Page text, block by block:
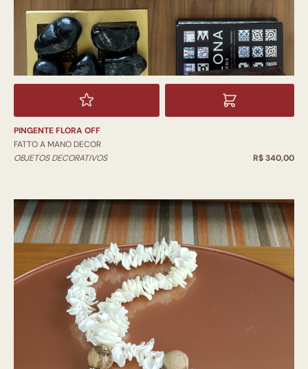
PINGENTE FLORA OFF
FATTO A MANO DECOR
OBJETOS DECORATIVOS
R$ 340,00